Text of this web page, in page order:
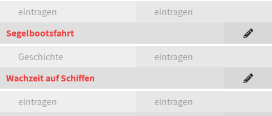
eintragen
eintragen
Segelbootsfahrt
Geschichte
eintragen
Wachzeit auf Schiffen
eintragen
eintragen